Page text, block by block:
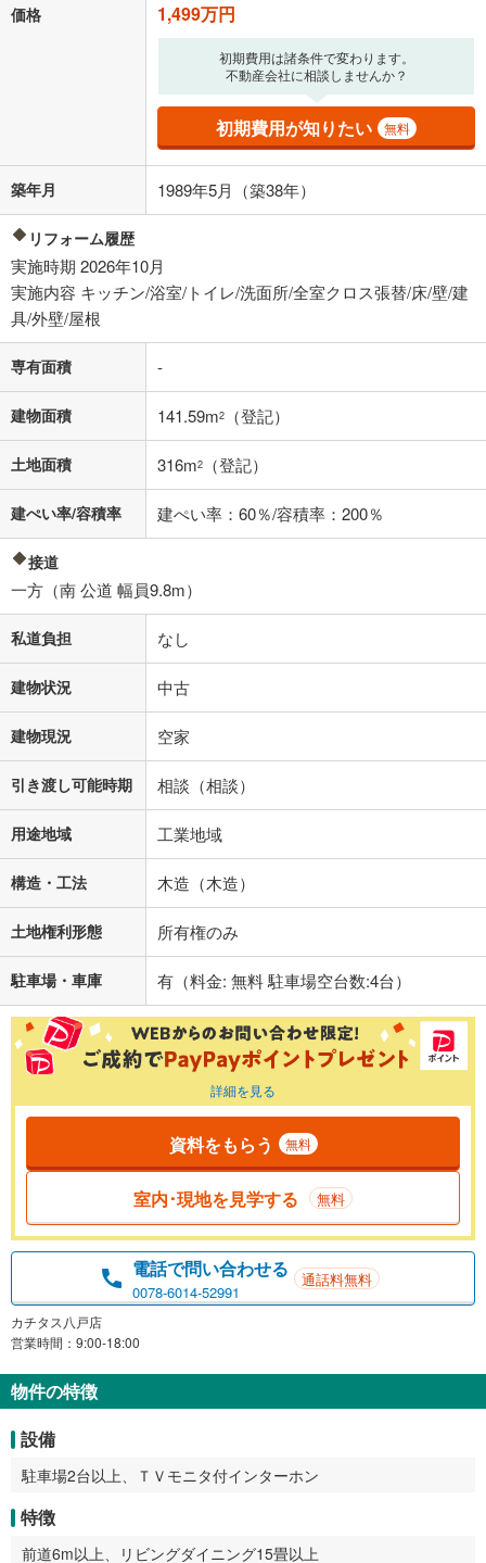
る値は、実際の金融機関等における貸出金利とは何ら関係がなく、実際
の金融機関等における貸出金利を何ら保証するものではありません。返
済方法「元利均等返済」にて算出しております。入力された金利を35年
適用した場合の計算結果を表示しています。
その他月額費用や、初期費用がかかります。ご注意ください。実際にお
借り入れの際は各金融機関等に、必ずご自身でご確認をお願いいたしま
条件によってお借り入れができないことがあります。
不動産会社に購入相談をする 無料
閉じる
価格 1,499万円
初期費用は諸条件で変わります。
不動産会社に相談しませんか？
初期費用が知りたい 無料
築年月 1989年5月（築38年）
リフォーム履歴
実施時期 2026年10月
実施内容 キッチン/浴室/トイレ/洗面所/全室クロス張替/床/壁/建
具/外壁/屋根
専有面積 -
建物面積 141.59m2 （登記）
土地面積 316m2 （登記）
建ぺい率/容積率 建ぺい率：60％/容積率：200％
接道
一方（南 公道 幅員9.8m）
私道負担 なし
建物状況 中古
建物現況 空家
引き渡し可能時期 相談（相談）
用途地域 工業地域
構造・工法 木造（木造）
土地権利形態 所有権のみ
駐車場・車庫 有（料金: 無料 駐車場空台数:4台）
詳細を見る
資料をもらう 無料
室内･現地を見学する 無料
電話で問い合わせる
0078-6014-52991
通話料無料
カチタス八戸店
営業時間：9:00-18:00
物件の特徴
設備
駐車場2台以上、ＴＶモニタ付インターホン
特徴
前道6m以上、リビングダイニング15畳以上